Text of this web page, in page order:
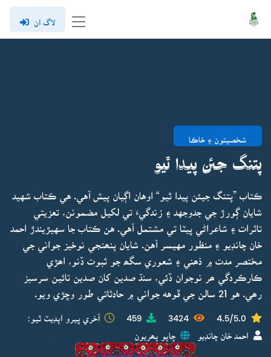
لاگ ان
شخصيتون ۽ خاڪا
پتنگ جئن پيدا ٿيو
ڪتاب ”پتنگ جيئن پيدا ٿيو“ اوهان اڳيان پيش آهي. هي ڪتاب شهيد
شايان ڳورڙ جي جدوجهد ۽ زندگيءَ تي لکيل مضمونن، تعزيتي
تاثرات ۽ شاعراڻي ڀيٽا تي مشتمل آهي. هن ڪتاب جا سهيڙيندڙ احمد
خان چانڊيو ۽ منظور مهيسر آهن. شايان پنھنجي نوخيز جواني جي
مختصر مدت ۾ ذھني ۽ شعوري سگھ جو ثبوت ڏنو، اھڙي
ڪارڪردگي ھر نوجوان ڏئي، سنڌ صدين کان صدين تائين سرسبز
4.5/5.0
3424
459 آخري ڀيرو اپڊيٽ ٿيو:
احمد خان چانڊيو ڇاپو پھريون